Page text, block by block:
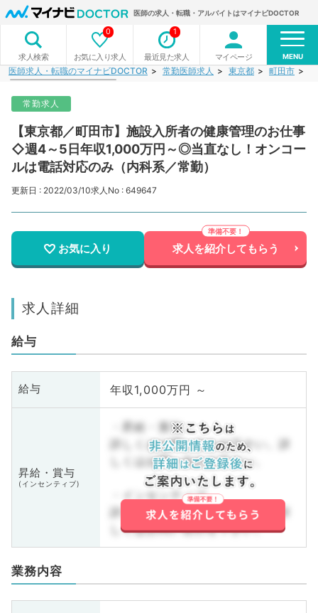
医師の求人・転職・アルバイトはマイナビDOCTOR
求人検索 お気に入り求人
0
最近見た求人
1
マイページ MENU
医師求人・転職のマイナビDOCTOR 常勤医師求人 東京都 町田市
常勤求人
【東京都／町田市】施設入所者の健康管理のお仕事
◇週4～5日年収1,000万円～◎当直なし！オンコー
ルは電話対応のみ（内科系／常勤）
更新日 : 2022/03/10求人No : 649647
お気に入り 求人を紹介してもらう
求人詳細
給与
給与 年収1,000万円 ～
昇給・賞与
(インセンティブ)
・昇給・賞与
詳しくはお問い合わせ下さい。詳
しくはお問い合わせ下さい。
・インセンティブ
詳しくはお問い合わせ下さい。詳
しくはお問い合わせ下さい。
業務内容